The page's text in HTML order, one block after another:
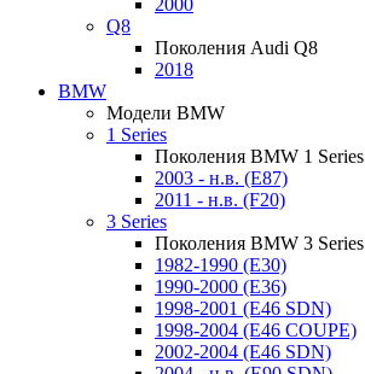
2000
Q8
Поколения Audi Q8
2018
BMW
Модели BMW
1 Series
Поколения BMW 1 Series
2003 - н.в. (E87)
2011 - н.в. (F20)
3 Series
Поколения BMW 3 Series
1982-1990 (E30)
1990-2000 (E36)
1998-2001 (E46 SDN)
1998-2004 (E46 COUPE)
2002-2004 (E46 SDN)